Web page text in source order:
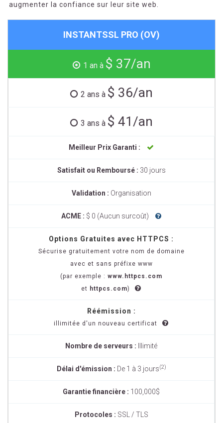
augmenter la confiance sur leur site web.
INSTANTSSL PRO (OV)
1 an à $ 37/an
2 ans à $ 36/an
3 ans à $ 41/an
Meilleur Prix Garanti :
Satisfait ou Remboursé : 30 jours
Validation : Organisation
ACME : $ 0 (Aucun surcoût)
Options Gratuites avec HTTPCS :
Sécurise gratuitement votre nom de domaine
avec et sans préfixe www
(par exemple : www.httpcs.com
et httpcs.com)
Réémission :
illimitée d'un nouveau certificat
Nombre de serveurs : Illimité
Délai d'émission : De 1 à 3 jours(2)
Garantie financière : 100,000$
Protocoles : SSL / TLS